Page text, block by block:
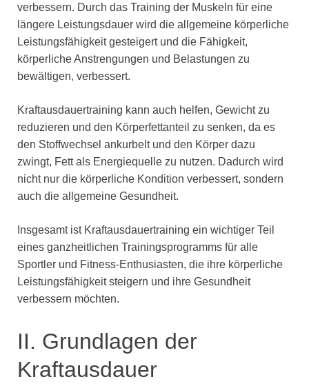
verbessern. Durch das Training der Muskeln für eine
längere Leistungsdauer wird die allgemeine körperliche
Leistungsfähigkeit gesteigert und die Fähigkeit,
körperliche Anstrengungen und Belastungen zu
bewältigen, verbessert.
Kraftausdauertraining kann auch helfen, Gewicht zu
reduzieren und den Körperfettanteil zu senken, da es
den Stoffwechsel ankurbelt und den Körper dazu
zwingt, Fett als Energiequelle zu nutzen. Dadurch wird
nicht nur die körperliche Kondition verbessert, sondern
auch die allgemeine Gesundheit.
Insgesamt ist Kraftausdauertraining ein wichtiger Teil
eines ganzheitlichen Trainingsprogramms für alle
Sportler und Fitness-Enthusiasten, die ihre körperliche
Leistungsfähigkeit steigern und ihre Gesundheit
verbessern möchten.
II. Grundlagen der
Kraftausdauer